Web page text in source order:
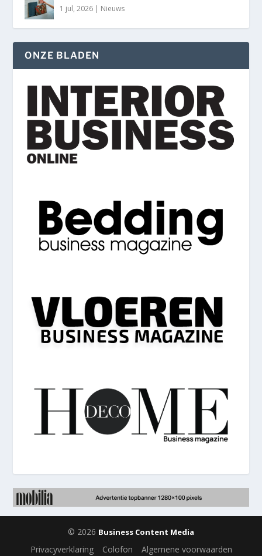
1 jul, 2026 | Nieuws
ONZE BLADEN
© 2026 Business Content Media
Privacyverklaring Colofon Algemene voorwaarden